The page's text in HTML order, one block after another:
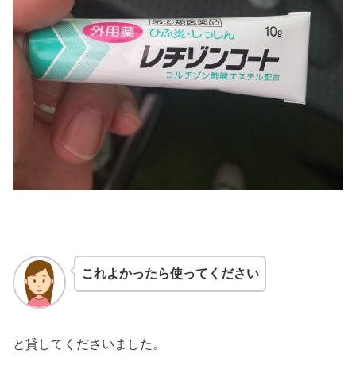
これよかったら使ってください
と貸してくださいました。